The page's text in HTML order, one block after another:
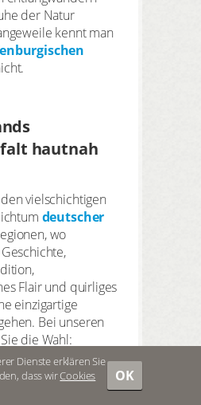
der Natur
kennt man
hautnah
vielschichtigen
deutscher
wo
Flair und quirliges
einzigartige
Bei unseren
die Wahl:
oder absolut
Ob Sie so in
FILTER
Dienste erklären Sie
dass wirCookies
OK